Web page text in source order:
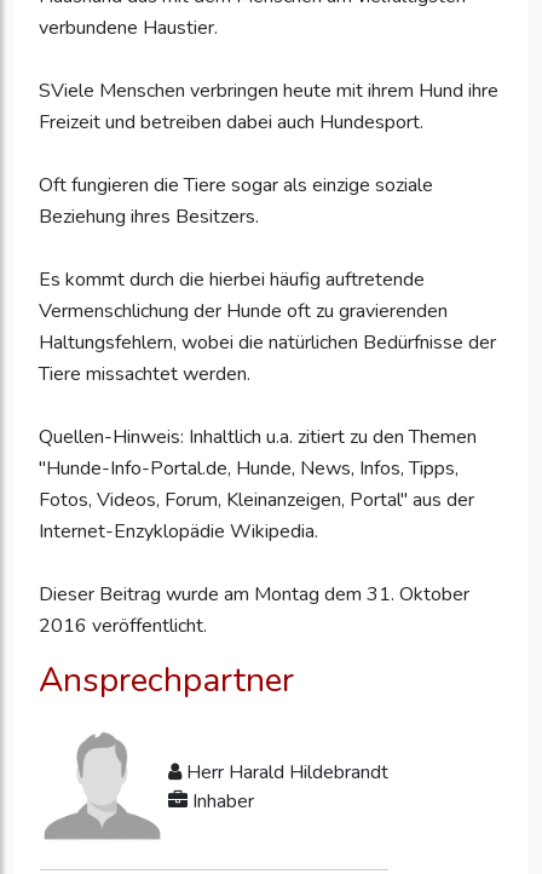
verbundene Haustier.
SViele Menschen verbringen heute mit ihrem Hund ihre
Freizeit und betreiben dabei auch Hundesport.
Oft fungieren die Tiere sogar als einzige soziale
Beziehung ihres Besitzers.
Es kommt durch die hierbei häufig auftretende
Vermenschlichung der Hunde oft zu gravierenden
Haltungsfehlern, wobei die natürlichen Bedürfnisse der
Tiere missachtet werden.
Quellen-Hinweis: Inhaltlich u.a. zitiert zu den Themen
"Hunde-Info-Portal.de, Hunde, News, Infos, Tipps,
Fotos, Videos, Forum, Kleinanzeigen, Portal" aus der
Internet-Enzyklopädie Wikipedia.
Dieser Beitrag wurde am Montag dem 31. Oktober
2016 veröffentlicht.
Ansprechpartner
Herr Harald Hildebrandt
Inhaber